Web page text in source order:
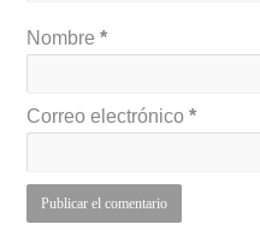
Nombre*
Correo electrónico*